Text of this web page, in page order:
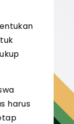
harus